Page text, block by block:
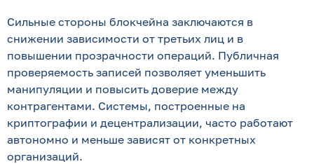
Сильные стороны блокчейна заключаются в
снижении зависимости от третьих лиц и в
повышении прозрачности операций. Публичная
проверяемость записей позволяет уменьшить
манипуляции и повысить доверие между
контрагентами. Системы, построенные на
криптографии и децентрализации, часто работают
автономно и меньше зависят от конкретных
организаций.